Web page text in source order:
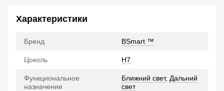
Характеристики
Бренд BSmart ™
Цоколь H7
Функциональное
назначение
Ближний свет, Дальний
свет